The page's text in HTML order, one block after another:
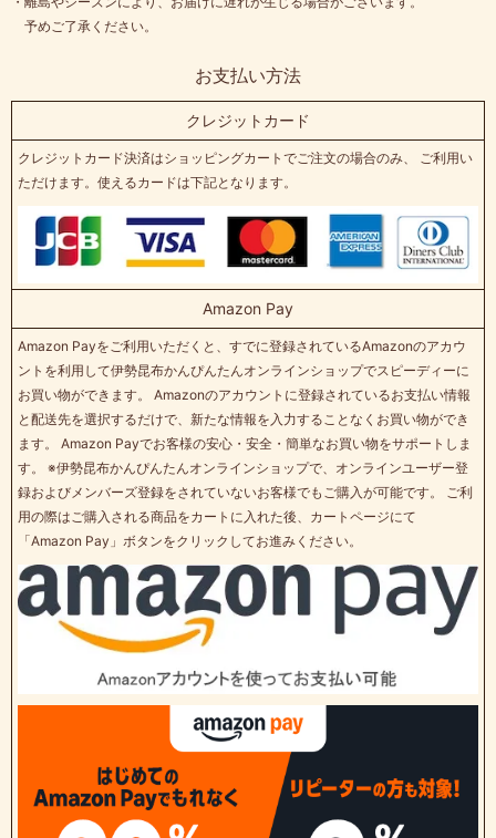
予めご了承ください。
お支払い方法
クレジットカード
クレジットカード決済はショッピングカートでご注文の場合のみ、 ご利用い
ただけます。使えるカードは下記となります。
Amazon Pay
Amazon Payをご利用いただくと、すでに登録されているAmazonのアカウ
ントを利用して伊勢昆布かんぴんたんオンラインショップでスピーディーに
お買い物ができます。 Amazonのアカウントに登録されているお支払い情報
と配送先を選択するだけで、新たな情報を入力することなくお買い物ができ
ます。 Amazon Payでお客様の安心・安全・簡単なお買い物をサポートしま
す。 ※伊勢昆布かんぴんたんオンラインショップで、オンラインユーザー登
録およびメンバーズ登録をされていないお客様でもご購入が可能です。 ご利
用の際はご購入される商品をカートに入れた後、カートページにて
「Amazon Pay」ボタンをクリックしてお進みください。